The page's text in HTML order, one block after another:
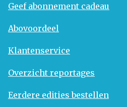
Geef abonnement cadeau
Abovoordeel
Klantenservice
Overzicht reportages
Eerdere edities bestellen